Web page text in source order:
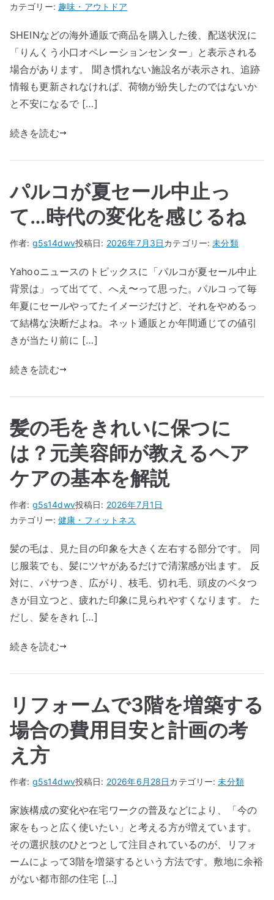
カテゴリー: 趣味・アウトドア
SHEINなどの海外通販で商品を購入した後、配送状況に
「りんくう小口オペレーションセンター」と表示される
場合があります。 聞き慣れない施設名が表示され、追跡
情報も更新されなければ、荷物が紛失したのではないか
と不安になるで […]
続きを読む
パルコが夏セール中止っ
て…時代の変化を感じるね
作者: g5s14dwv投稿日: 2026年7月3日カテゴリー:未分類
Yahooニュースのトピックスに「パルコが夏セール中止
背景は」って出てて、へえ〜って思った。パルコって毎
年夏にセールやってたイメージだけど、それをやめるっ
て結構な決断だよね。ネット通販とか年間通じての値引
きが当たり前に […]
続きを読む
髪の毛をきれいに保つに
は？元美容師が教えるヘア
ケアの基本を解説
作者: g5s14dwv投稿日: 2026年7月1日
カテゴリー:健康・フィットネス
髪の毛は、見た目の印象を大きく左右する部分です。 同
じ服装でも、髪にツヤがあるだけで清潔感が出ます。 反
対に、パサつき、広がり、枝毛、切れ毛、頭皮のベタつ
きが目立つと、疲れた印象に見られやすくなります。 た
だし、髪をきれ […]
続きを読む
リフォームで3階を増築する
場合の費用目安と計画の考
え方
作者: g5s14dwv投稿日: 2026年6月28日カテゴリー:未分類
家族構成の変化や在宅ワークの普及などにより、「今の
家をもっと広く使いたい」と考える方が増えています。
その選択肢のひとつとして注目されているのが、リフォ
ームによって3階を増築するという方法です。敷地に余裕
がない都市部の住宅 […]